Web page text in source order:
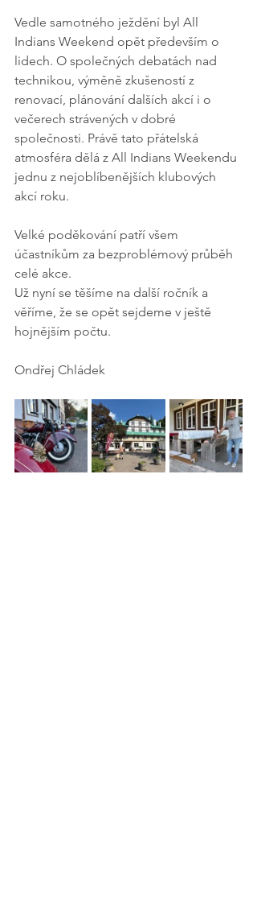
Vedle samotného ježdění byl All
Indians Weekend opět především o
lidech. O společných debatách nad
technikou, výměně zkušeností z
renovací, plánování dalších akcí i o
večerech strávených v dobré
společnosti. Právě tato přátelská
atmosféra dělá z All Indians Weekendu
jednu z nejoblíbenějších klubových
akcí roku.
Velké poděkování patří všem
účastníkům za bezproblémový průběh
celé akce.
Už nyní se těšíme na další ročník a
věříme, že se opět sejdeme v ještě
hojnějším počtu.
Ondřej Chládek